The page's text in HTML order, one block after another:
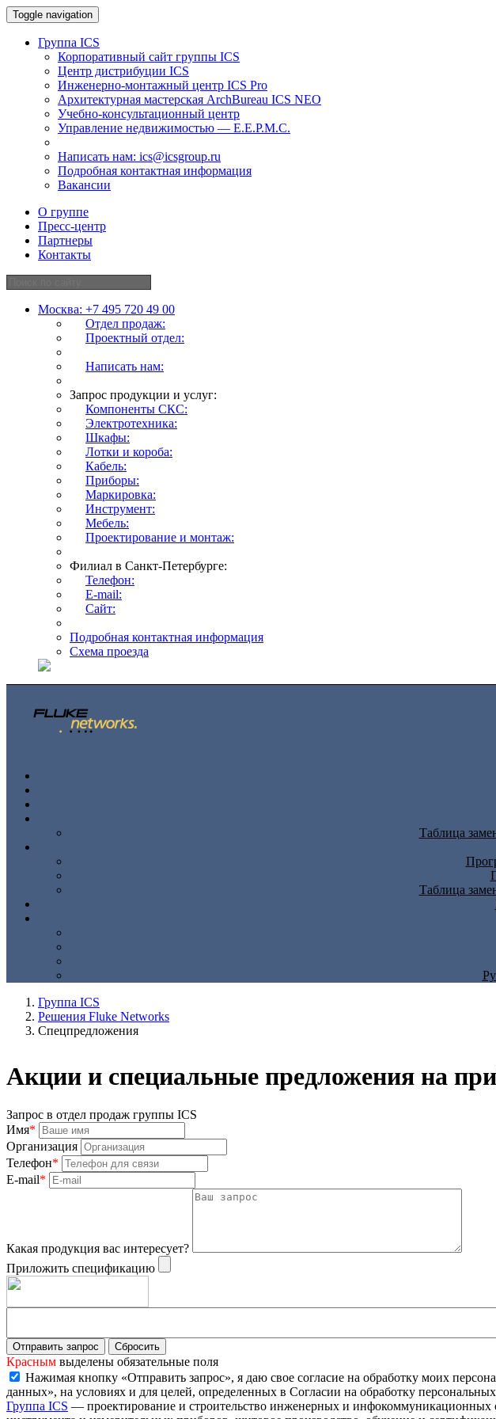
Toggle navigation
Группа ICS
Корпоративный сайт группы ICS
Центр дистрибуции ICS
Инженерно-монтажный центр ICS Pro
Архитектурная мастерская ArchBureau ICS NEO
Учебно-консультационный центр
Управление недвижимостью — E.E.P.M.C.
Написать нам: ics@icsgroup.ru
Подробная контактная информация
Вакансии
О группе
Пресс-центр
Партнеры
Контакты
Москва: +7 495 720 49 00
Отдел продаж:
Проектный отдел:
Написать нам:
Запрос продукции и услуг:
Компоненты СКС:
Электротехника:
Шкафы:
Лотки и короба:
Кабель:
Приборы:
Маркировка:
Инструмент:
Мебель:
Проектирование и монтаж:
Филиал в Санкт-Петербурге:
Телефон:
E-mail:
Сайт:
Подробная контактная информация
Схема проезда
Таблица
Таблица
Группа ICS
Решения Fluke Networks
Спецпредложения
Акции и специальные предложения на
Запрос в отдел продаж группы ICS
Имя*
Организация
Телефон*
E-mail*
Какая продукция вас интересует?
Приложить спецификацию
Красным выделены обязательные поля
Нажимая кнопку «Отправить запрос», я даю свое согласие на обработку моих
данных», на условиях и для целей, определенных в Согласии на обработку
Группа ICS — проектирование и строительство инженерных и инфокоммуникационных